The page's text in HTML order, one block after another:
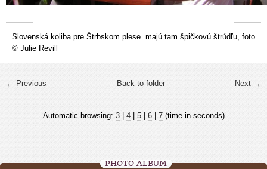
Slovenská koliba pre Štrbskom plese..majú tam špičkovú štrúdľu, foto
© Julie Revill
← Previous Next →
Back to folder
Automatic browsing: 3| 4| 5| 6| 7(time in seconds)
PHOTO ALBUM